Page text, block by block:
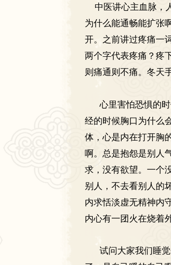
中医讲心主血脉，
为什么能通畅能扩张
开。之前讲过疼痛一
两个字代表疼痛？疼
则痛通则不痛。冬天
心里害怕恐惧的时
经的时候胸口为什么
体，心是内在打开胸
啊。总是抱怨是别人
求，没有欲望。一个
别人，不去看别人的
内求恬淡虚无精神内
内心有一团火在烧着
试问大家我们睡觉